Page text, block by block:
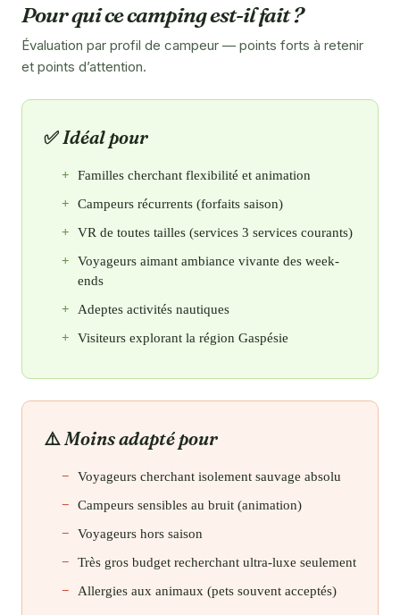
Pour qui ce camping est-il fait ?
Évaluation par profil de campeur — points forts à retenir
et points d’attention.
Idéal pour
Familles cherchant flexibilité et animation
Campeurs récurrents (forfaits saison)
VR de toutes tailles (services 3 services courants)
Voyageurs aimant ambiance vivante des week-
ends
Adeptes activités nautiques
Visiteurs explorant la région Gaspésie
Moins adapté pour
Voyageurs cherchant isolement sauvage absolu
Campeurs sensibles au bruit (animation)
Voyageurs hors saison
Très gros budget recherchant ultra-luxe seulement
Allergies aux animaux (pets souvent acceptés)